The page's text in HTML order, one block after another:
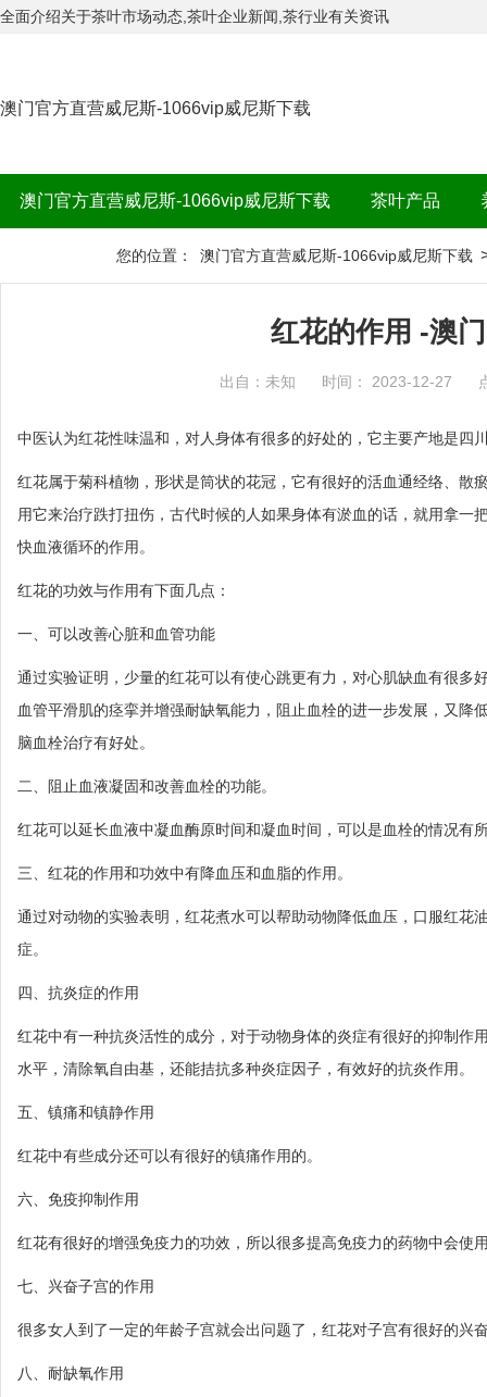
全面介绍关于茶叶市场动态,茶叶企业新闻,茶行业有关资讯
澳门官方直营威尼斯-1066vip威尼斯下载
澳门官方直营威尼斯-1066vip威尼斯下载 茶叶产品
您的位置： 澳门官方直营威尼斯-1066vip威尼斯下载
红花的作用 -澳
出自：未知 时间： 2023-12-27
中医认为红花性味温和，对人身体有很多的好处的，它主要产地是四
红花属于菊科植物，形状是筒状的花冠，它有很好的活血通经络、
用它来治疗跌打扭伤，古代时候的人如果身体有淤血的话，就用拿
快血液循环的作用。
红花的功效与作用有下面几点：
一、可以改善心脏和血管功能
通过实验证明，少量的红花可以有使心跳更有力，对心肌缺血有很
血管平滑肌的痉挛并增强耐缺氧能力，阻止血栓的进一步发展，又
脑血栓治疗有好处。
二、阻止血液凝固和改善血栓的功能。
红花可以延长血液中凝血酶原时间和凝血时间，可以是血栓的情况有
三、红花的作用和功效中有降血压和血脂的作用。
通过对动物的实验表明，红花煮水可以帮助动物降低血压，口服红
症。
四、抗炎症的作用
红花中有一种抗炎活性的成分，对于动物身体的炎症有很好的抑制
水平，清除氧自由基，还能拮抗多种炎症因子，有效好的抗炎作用。
五、镇痛和镇静作用
红花中有些成分还可以有很好的镇痛作用的。
六、免疫抑制作用
红花有很好的增强免疫力的功效，所以很多提高免疫力的药物中会使
七、兴奋子宫的作用
很多女人到了一定的年龄子宫就会出问题了，红花对子宫有很好的兴
八、耐缺氧作用